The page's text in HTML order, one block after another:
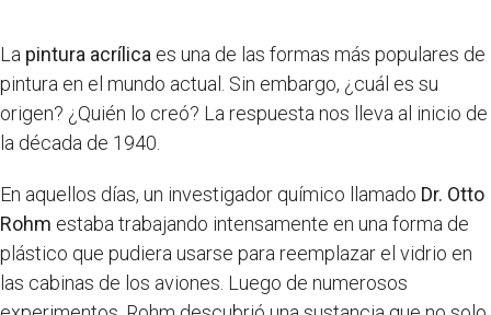
La pintura acrílica es una de las formas más populares de
pintura en el mundo actual. Sin embargo, ¿cuál es su
origen? ¿Quién lo creó? La respuesta nos lleva al inicio de
la década de 1940.
En aquellos días, un investigador químico llamado Dr. Otto
Rohm estaba trabajando intensamente en una forma de
plástico que pudiera usarse para reemplazar el vidrio en
las cabinas de los aviones. Luego de numerosos